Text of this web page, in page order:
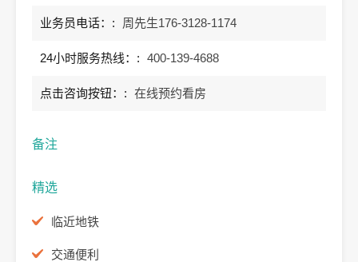
业务员电话：: 周先生176-3128-1174
24小时服务热线：: 400-139-4688
点击咨询按钮：: 在线预约看房
备注
精选
临近地铁
交通便利